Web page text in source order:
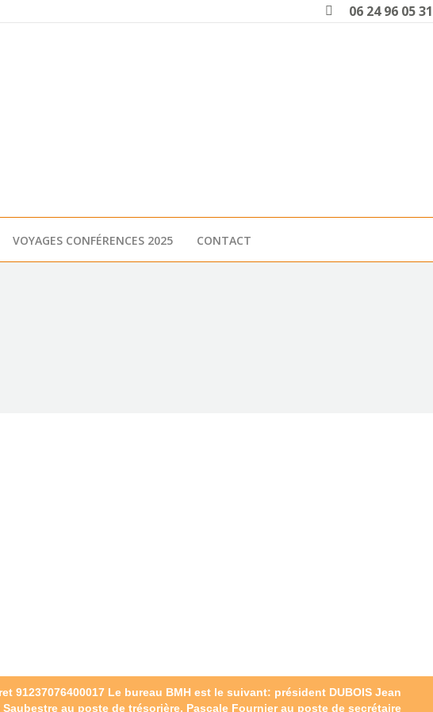
Search:06 24 96 05 31
VOYAGES CONFÉRENCES 2025 CONTACT
91237076400017 Le bureau BMH est le suivant: président DUBOIS Jean
Saubestre au poste de trésorière, Pascale Fournier au poste de secrétaire